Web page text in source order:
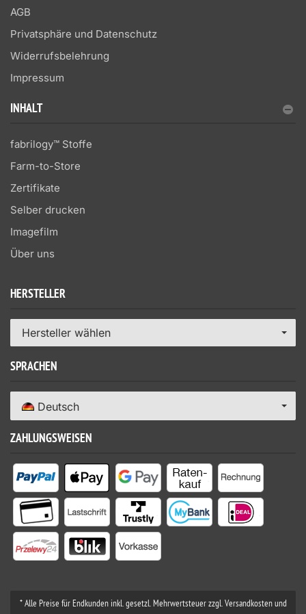
AGB
Privatsphäre und Datenschutz
Widerrufsbelehrung
Impressum
INHALT
fabrilogy™ Stoffe
Farm-to-Store
Zertifikate
Selber drucken
Imagefilm
Über uns
HERSTELLER
Hersteller wählen
SPRACHEN
Deutsch
ZAHLUNGSWEISEN
* Alle Preise für Endkunden inkl. gesetzl. Mehrwertsteuer zzgl. Versandkosten und